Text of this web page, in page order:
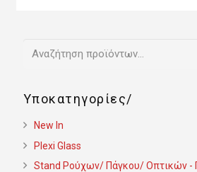
Αναζήτηση
Υποκατηγορίες
New In
Plexi Glass
Stand Ρούχων/ Πάγκου/ Οπτικών -